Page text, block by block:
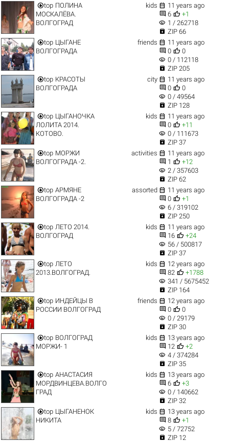
top ПОЛИНА
МОСКАЛЁВА.
ВОЛГОГРАД
kids  11 years ago
 6  +1
visibility 1 / 262718
 ZIP 66
top ЦЫГАНЕ
ВОЛГОГРАДА
friends  11 years ago
 0  0
visibility 0 / 112118
 ZIP 205
top КРАСОТЫ
ВОЛГОГРАДА
city  11 years ago
 0  0
visibility 0 / 49564
 ZIP 128
top ЦЫГАНОЧКА
ЛОЛИТА 2014.
КОТОВО.
kids  11 years ago
 0  +11
visibility 0 / 111673
 ZIP 37
top МОРЖИ
ВОЛГОГРАДА -2.
activities  11 years ago
 1  +12
visibility 2 / 357603
 ZIP 62
top АРМЯНЕ
ВОЛГОГРАДА -2
assorted  11 years ago
 0  +1
visibility 6 / 319102
 ZIP 250
top ЛЕТО 2014.
ВОЛГОГРАД
kids  11 years ago
 16  +24
visibility 56 / 500817
 ZIP 37
top ЛЕТО
2013.ВОЛГОГРАД.
kids  12 years ago
 82  +1788
visibility 341 / 5675452
 ZIP 164
top ИНДЕЙЦЫ В
РОССИИ ВОЛГОГРАД
friends  12 years ago
 0  0
visibility 0 / 29179
 ZIP 30
top ВОЛГОГРАД
МОРЖИ- 1
kids  13 years ago
 12  +2
visibility 4 / 374284
 ZIP 35
top АНАСТАСИЯ
МОРДВИНЦЕВА.ВОЛГО
ГРАД
kids  13 years ago
 6  +3
visibility 0 / 140662
 ZIP 32
top ЦЫГАНЕНОК
НИКИТА
kids  13 years ago
 8  +1
visibility 5 / 72752
 ZIP 12